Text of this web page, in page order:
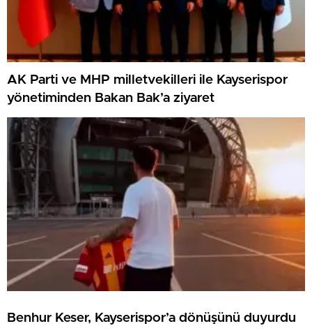
AK Parti ve MHP milletvekilleri ile Kayserispor
yönetiminden Bakan Bak’a ziyaret
Benhur Keser, Kayserispor’a dönüşünü duyurdu